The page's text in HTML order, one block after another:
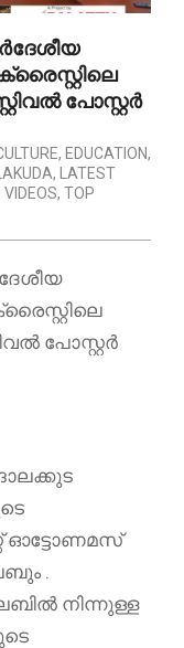
പോസ്റ്റർ
, EDUCATION,
, LATEST
, TOP
പോസ്റ്റർ
ഓട്ടോണമസ്
.
നിന്നുള്ള